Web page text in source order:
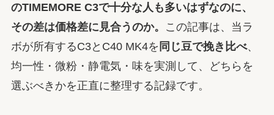
のTIMEMORE C3で十分な人も多いはずなのに、
その差は価格差に見合うのか。
この記事は、当ラ
ボが所有するC3とC40 MK4を 同じ豆で挽き比べ、
均一性・微粉・静電気・味を実測して、どちらを
選ぶべきかを正直に整理する記録です。